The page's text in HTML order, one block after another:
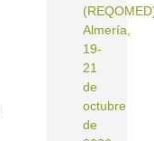
Almería,
19-
21
de
octubre
de